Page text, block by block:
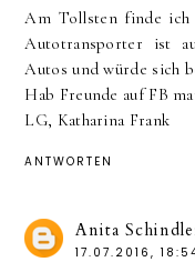
Am Tollsten finde ich
Autotransporter ist
Autos und würde sich
Hab Freunde auf FB
LG, Katharina Frank
ANTWORTEN
Anita
17.07.2016,